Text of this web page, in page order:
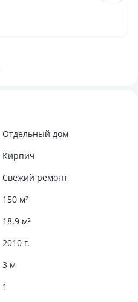
Отдельный дом
Кирпич
Свежий ремонт
150 м²
18.9 м²
2010 г.
3 м
1